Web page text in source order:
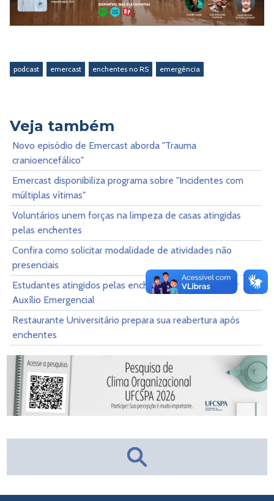
podcast emercast enchentes no RS emergência
Veja também
Novo episódio de Emercast aborda "Trauma
cranioencefálico"
Emercast disponibiliza programa sobre "Incidentes com
múltiplas vítimas"
Voluntários unem forças na limpeza de casas atingidas
pelas enchentes
Confira como solicitar modalidade de atividades não
presenciais
Estudantes atingidos pelas enchentes podem solicitar
Auxílio Emergencial
Restaurante Universitário prepara sua reabertura após
enchentes